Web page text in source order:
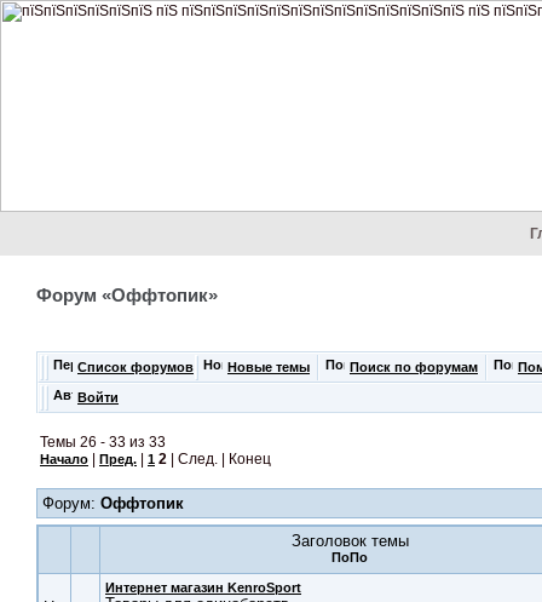
Форум «Оффтопик»
Список форумов Новые темы Поиск по форумам
Войти
Темы 26 - 33 из 33
Начало Пред. 1 2 | След. | Конец
Форум: Оффтопик
Заголовок темы
Интернет магазин KenroSport